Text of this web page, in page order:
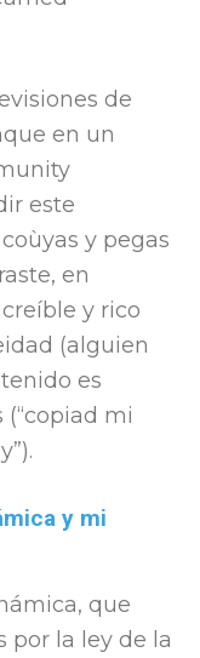
de
en un
este
y pegas
en
y rico
(alguien
es
mi
y mi
que
por la ley de la